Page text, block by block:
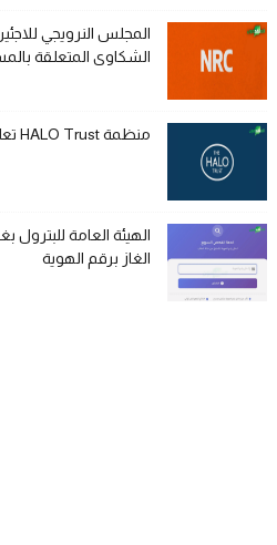
الشكاوى المتعلقة
منظمة HALO Trust تعلن عن وظائف شاغرة
الهيئة العامة
الغاز برقم الهوية